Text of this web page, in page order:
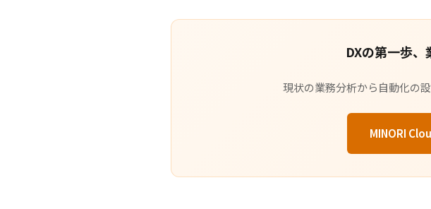
DXの第一歩
現状の業務分析から自動化の
MINORI